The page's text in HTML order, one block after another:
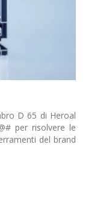
D 65 di Heroal
per risolvere le
del brand